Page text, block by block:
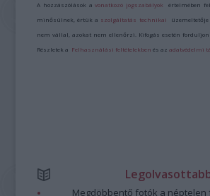
A hozzászólások avonatkozó jogszabályok értelmében
minősülnek, értük a szolgáltatás technikai
nem vállal, azokat nem ellenőrzi. Kifogás esetén forduljon
Részletek a Felhasználási feltételekben és azadatvédelmi
Megdöbbentő fotók a néptelen